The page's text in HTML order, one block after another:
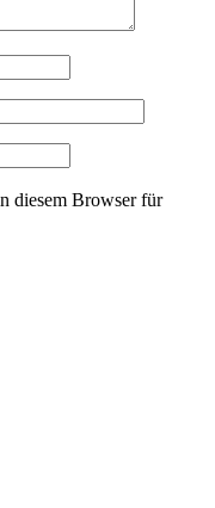
diesem Browser für